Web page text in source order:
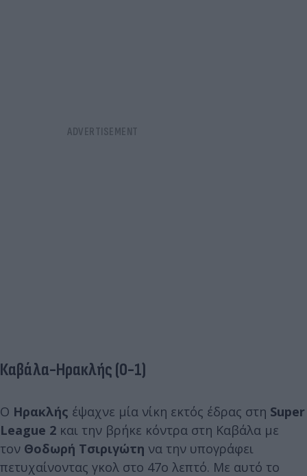
Καβάλα-Ηρακλής (0-1)
Ο Ηρακλής έψαχνε μία νίκη εκτός έδρας στη Super
League 2 και την βρήκε κόντρα στη Καβάλα με
τον Θοδωρή Τσιριγώτη να την υπογράφει
πετυχαίνοντας γκολ στο 47ο λεπτό. Με αυτό το